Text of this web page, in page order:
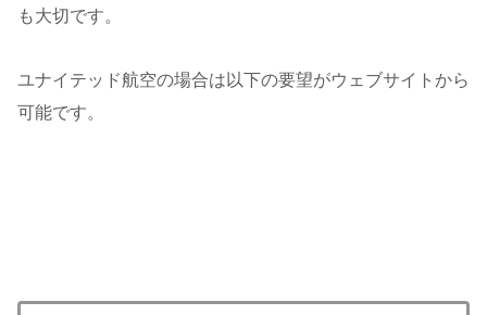
も大切です。
ユナイテッド航空の場合は以下の要望がウェブサイトから
可能です。